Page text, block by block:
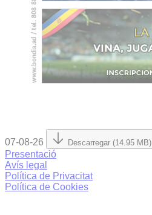
07-08-26 Descarregar (14.95 MB)
Presentació
Avís legal
Política de Privacitat
Política de Cookies